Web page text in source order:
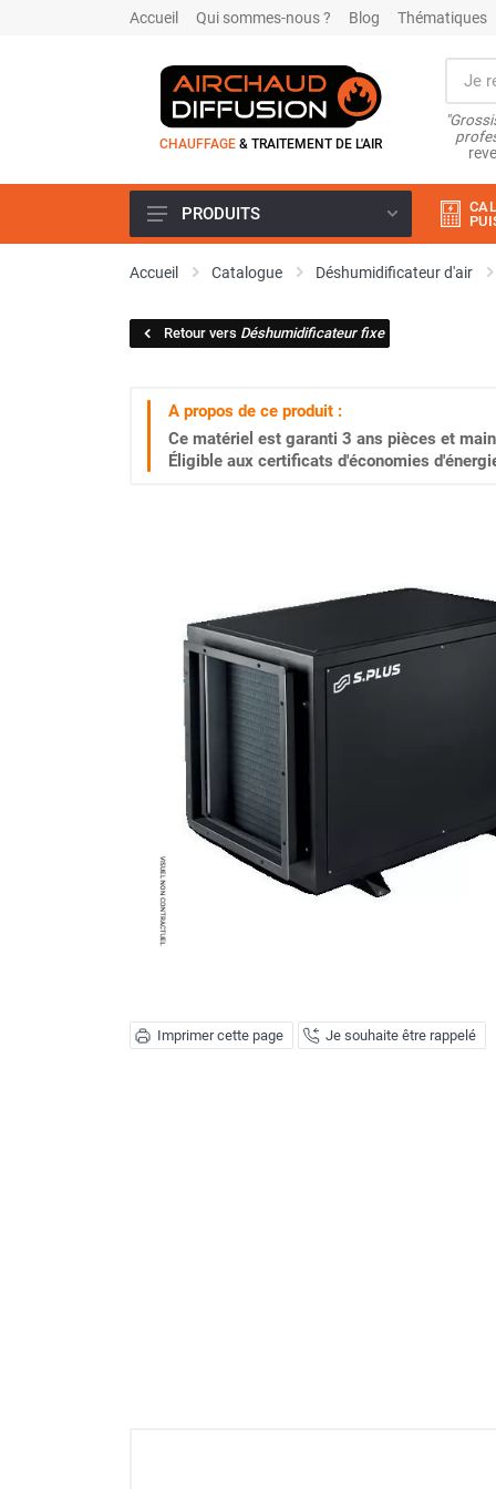
Accueil Qui sommes-nous ? Blog Thématiques
CHAUFFAGE & TRAITEMENT DE L'AIR
Climatiseur
Climatiseur mobile résidentiel et
Rafraîchisseur d'air
Rafraichisseur d'air mobile
Rafraîchisseur d'air gainable
Ventilateur / extracteur d'air mobile
Brasseur d'air
Ventilateur fixe
Ventilateur industriel
Ventilateur de chantier
Ventilateur centrifuge
Ventilateur de sol
Ventilateur sur pied
Ventilateur de bureau
Ventilateur de table
Extracteur d'air mural
Extracteur d'air mural hélicoïde
Extracteur d'air mural centrifuge
Extracteur d'air mural ATEX
plafond
Déstratificateur industriel à pales
PRODUITS
Accueil Catalogue Déshumidificateur d'air
Retour vers Déshumidificateur fixe
A propos de ce produit :
Ce matériel est garanti 3 ans pièces et
Éligible aux certificats d'économies
Imprimer cette page Je souhaite être rappelé